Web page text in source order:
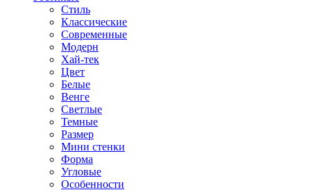
Стиль
Классические
Современные
Модерн
Хай-тек
Цвет
Белые
Венге
Светлые
Темные
Размер
Мини стенки
Форма
Угловые
Особенности